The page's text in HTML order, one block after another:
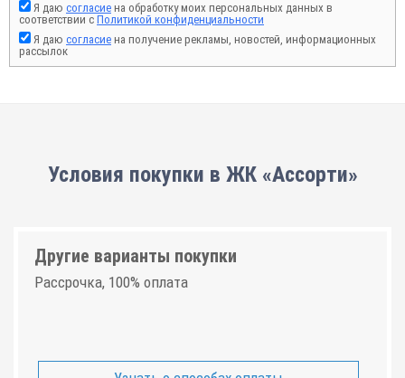
Я даю согласие на обработку моих персональных данных в
соответствии с Политикой конфиденциальности
Я даю согласие на получение рекламы, новостей, информационных
рассылок
Условия покупки в ЖК «Ассорти»
Другие варианты покупки
Рассрочка, 100% оплата